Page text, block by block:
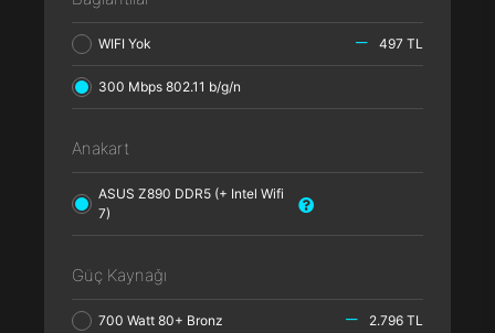
WIFI Yok 497 TL
300 Mbps 802.11 b/g/n
Anakart
ASUS Z890 DDR5 (+ Intel Wifi
7)
Güç Kaynağı
700 Watt 80+ Bronz 2.796 TL